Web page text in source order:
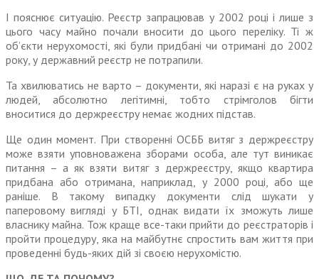
І пояснює ситуацію. Реєстр запрацював у 2002 році і лише з
цього часу майно почали вносити до цього переліку. Ті ж
об’єкти нерухомості, які були придбані чи отримані до 2002
року, у державний реєстр не потрапили.
Та хвилюватись не варто – документи, які наразі є на руках у
людей, абсолютно легітимні, тобто стрімголов бігти
вноситися до держреєстру немає жодних підстав.
Ще один момент. При створенні ОСББ витяг з держреєстру
може взяти уповноважена зборами особа, але тут виникає
питання – а як взяти витяг з держреєстру, якщо квартира
придбана або отримана, наприклад, у 2000 році, або ще
раніше. В такому випадку документи слід шукати у
паперовому вигляді у БТІ, однак видати їх зможуть лише
власнику майна. Тож краще все-таки прийти до реєстраторів і
пройти процедуру, яка на майбутнє спростить вам життя при
проведенні будь-яких дій зі своєю нерухомістю.